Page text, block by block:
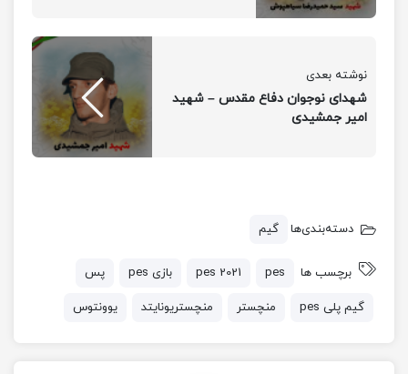
شادی گل رونالدو و
دیبالا بعد از گل اول
تیم یوونتوس
نوشته بعدی
شهدای نوجوان دفاع مقدس – شهید
امیر جمشیدی
دسته‌بندی‌ها گیم
برچسب ها pes
pes 2021 بازی pes پس
گیم پلی pes منچستر منچستریونایتد یوونتوس